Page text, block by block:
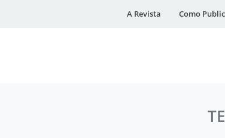
A Revista Como
DESidades